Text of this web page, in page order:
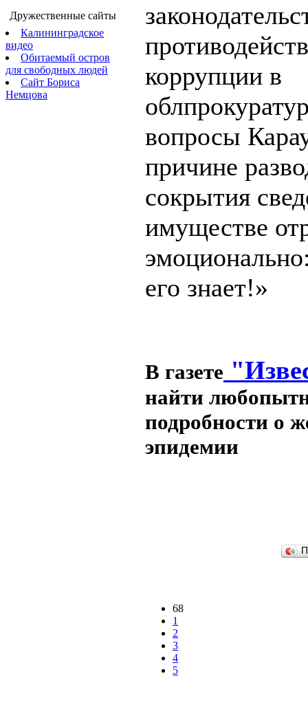
Дружественные сайты
Калининградское
видео
Обитаемый остров
для свободных людей
Сайт Бориса
Немцова
коррупции в
вопросы
причине
сокрытия
имуществе
его знает!»
В газете
найти
подробности о
эпидемии
68
1
2
3
4
5